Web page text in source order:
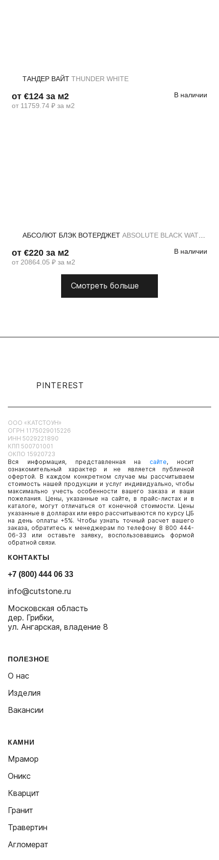
ТАНДЕР ВАЙТ THUNDER WHITE
от €124 за м2
от 11759.74 ₽ за м2
В наличии
АБСОЛЮТ БЛЭК ВОТЕРДЖЕТ ABSOLUTE BLACK WATERJET
от €220 за м2
от 20864.05 ₽ за м2
В наличии
Смотреть больше
PINTEREST
ООО «КАТСТОУН»
ОГРН 1175029015226
ИНН 5029221890
КПП 500701001
ОКПО 15920723
Вся информация, представленная на сайте, носит
ознакомительный характер и не является публичной
офертой. В каждом конкретном случае мы рассчитываем
стоимость нашей продукции и услуг индивидуально, чтобы
максимально учесть особенности вашего заказа и ваши
пожелания. Цены, указанные на сайте, в прайс-листах и в
каталоге, могут отличаться от конечной стоимости. Цены
указанные в долларах или евро рассчитываются по курсу ЦБ
на день оплаты +5%. Чтобы узнать точный расчет вашего
заказа, обратитесь к менеджерам по телефону 8 800 444-
06-33 или оставьте заявку, воспользовавшись формой
обратной связи.
КОНТАКТЫ
+7 (800) 444 06 33
info@cutstone.ru
Московская область
дер. Грибки,
ул. Ангарская, владение 8
ПОЛЕЗНОЕ
О нас
Изделия
Вакансии
КАМНИ
Мрамор
Оникс
Кварцит
Гранит
Травертин
Агломерат